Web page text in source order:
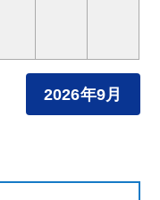
2026年9月